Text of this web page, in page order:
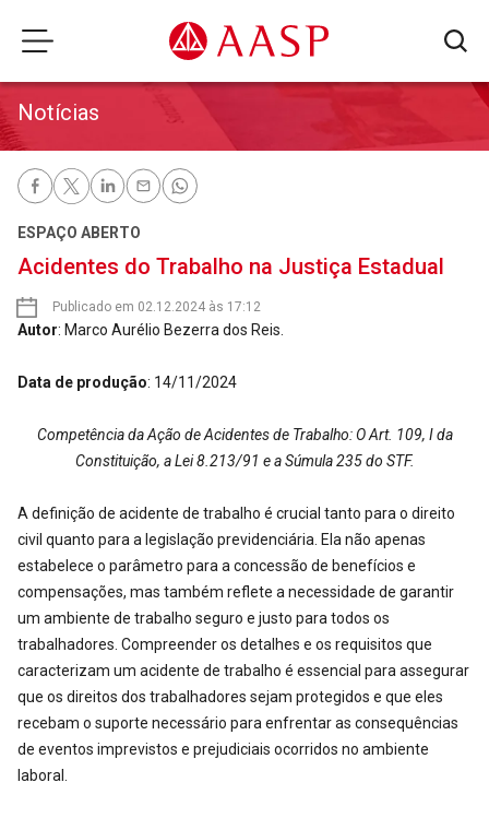
Notícias
ESPAÇO ABERTO
Acidentes do Trabalho na Justiça Estadual
Publicado em 02.12.2024 às 17:12
Autor: Marco Aurélio Bezerra dos Reis.
Data de produção: 14/11/2024
Competência da Ação de Acidentes de Trabalho: O Art. 109, I da
Constituição, a Lei 8.213/91 e a Súmula 235 do STF.
A definição de acidente de trabalho é crucial tanto para o direito
civil quanto para a legislação previdenciária. Ela não apenas
estabelece o parâmetro para a concessão de benefícios e
compensações, mas também reflete a necessidade de garantir
um ambiente de trabalho seguro e justo para todos os
trabalhadores. Compreender os detalhes e os requisitos que
caracterizam um acidente de trabalho é essencial para assegurar
que os direitos dos trabalhadores sejam protegidos e que eles
recebam o suporte necessário para enfrentar as consequências
de eventos imprevistos e prejudiciais ocorridos no ambiente
laboral.